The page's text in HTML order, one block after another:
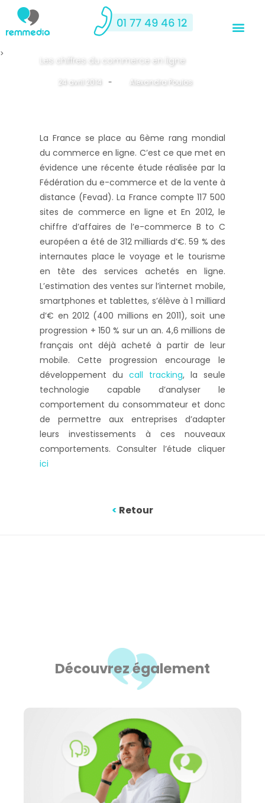
>
Les chiffres du commerce en ligne
24 avril 2014 - Alexandra Poulos
La France se place au 6ème rang mondial
du commerce en ligne. C’est ce que met en
évidence une récente étude réalisée par la
Fédération du e-commerce et de la vente à
distance (Fevad). La France compte 117 500
sites de commerce en ligne et En 2012, le
chiffre d’affaires de l’e-commerce B to C
européen a été de 312 milliards d’€. 59 % des
internautes place le voyage et le tourisme
en tête des services achetés en ligne.
L’estimation des ventes sur l’internet mobile,
smartphones et tablettes, s’élève à 1 milliard
d’€ en 2012 (400 millions en 2011), soit une
progression + 150 % sur un an. 4,6 millions de
français ont déjà acheté à partir de leur
mobile. Cette progression encourage le
développement ducall tracking, la seule
technologie capable d’analyser le
comportement du consommateur et donc
de permettre aux entreprises d’adapter
leurs investissements à ces nouveaux
comportements. Consulter l’étude cliquer
ici
< Retour
Découvrez également